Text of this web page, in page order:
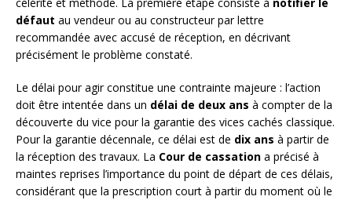
défaut au vendeur ou au constructeur par lettre
recommandée avec accusé de réception, en décrivant
précisément le problème constaté.
Le délai pour agir constitue une contrainte majeure : l’action
doit être intentée dans un délai de deux ans à compter de la
découverte du vice pour la garantie des vices cachés classique.
Pour la garantie décennale, ce délai est de dix ans à partir de
la réception des travaux. La Cour de cassation a précisé à
maintes reprises l’importance du point de départ de ces délais,
considérant que la prescription court à partir du moment où le